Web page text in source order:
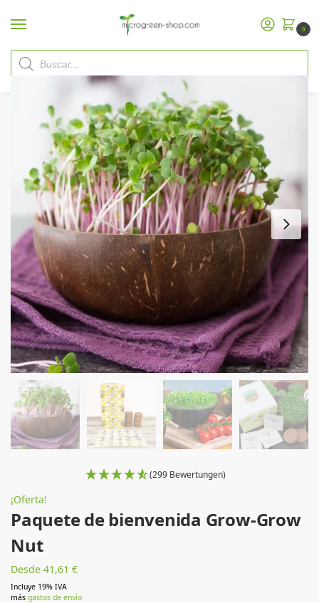
0
Inicio Microgreen Shop
(299 Bewertungen)
¡Oferta!
Paquete de bienvenida Grow-Grow
Nut
Desde 41,61 €
Incluye 19% IVA
más gastos de envío